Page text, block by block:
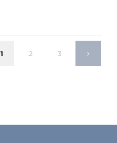
1 2 3